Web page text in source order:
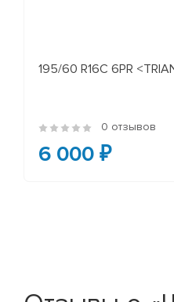
195/60 R16C 6PR
0 отзывов
6 000 ₽